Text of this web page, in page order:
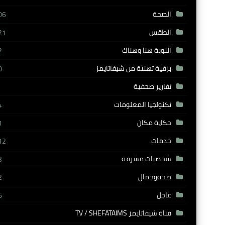
الصحة
الطقس
النوبة هنا وهناك
برقية تهنئة من شيفاتايمز
تقارير صحفية
تكنولجيا المعلومات
حكاية مكان
خدمات
شخصيات مشرفة
صحةوجمال
عاجل
قناة شيفاتايمز TV / SHEFATAIMS